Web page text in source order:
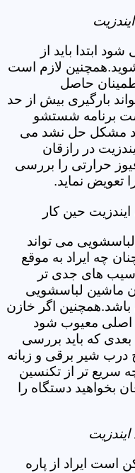
ابتدا باید از
لازم است
حاصل
بارگیری بیش از حد
برنامه شستشو
مشکل حل نشد می
در رازقان
حرارتی را بررسی
تعویض نماید.
حین کار
می تواند
چه ایراد به موقع
های جدی تر
ماشین لباسشویی
اگر خازن
اصلی معیوب شود
که باید بررسی
شیر برقی و زبانه
سریع تر از تکنسین
بخواهید دستگاه را
ایراد از پاره